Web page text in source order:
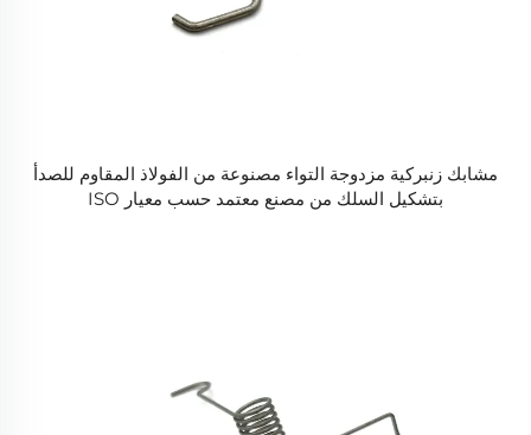
مشابك زنبركية مزدوجة التواء مصنوعة من الفولاذ المقاوم للصدأ
بتشكيل السلك من مصنع معتمد حسب معيار ISO